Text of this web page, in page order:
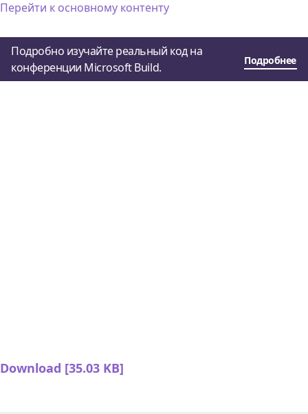
Перейти к основному контенту
Подробно изучайте реальный код на
конференции Microsoft Build.
Подробнее
Download [35.03 KB]